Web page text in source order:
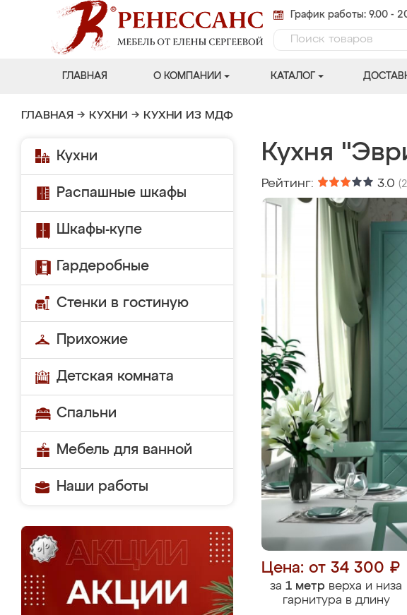
График работы: 9.00 -
ГЛАВНАЯ О КОМПАНИИ КАТАЛОГ
ГЛАВНАЯ → КУХНИ → КУХНИ ИЗ МДФ
Кухни
Распашные шкафы
Шкафы-купе
Гардеробные
Стенки в гостиную
Прихожие
Детская комната
Спальни
Мебель для ванной
Наши работы
Кухня
Рейтинг: 3.0 (2
Цена: от 34 300 ₽
за 1 метр верха и низа
гарнитура в длину